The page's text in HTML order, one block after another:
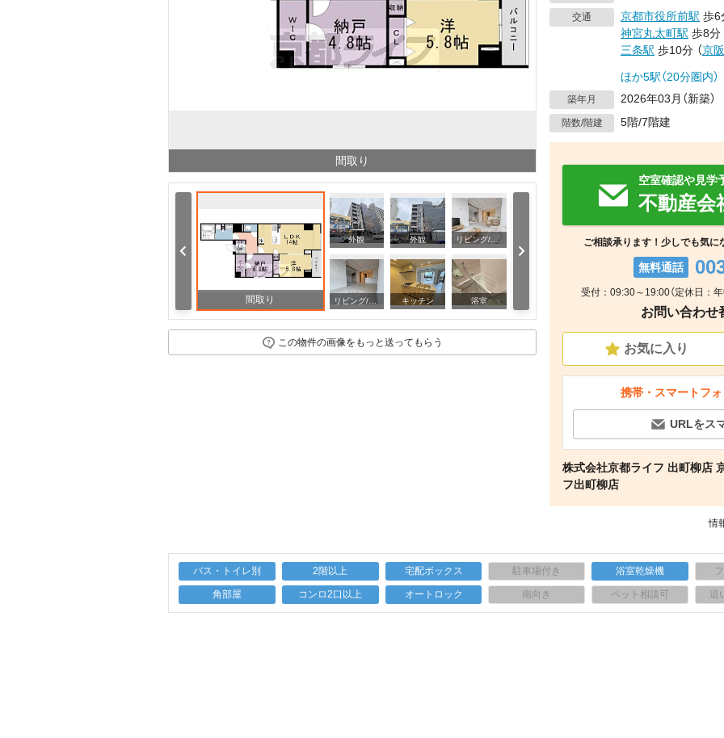
間取り
間取り
外観 外観 リビング/ダイニング
リビング/ダイニング キッチン 浴室
この物件の画像をもっと送ってもらう
交通 京都市役所前駅 歩6
神宮丸太町駅 歩8分
三条駅 歩10分 （京
ほか5駅（20分圏内）
築年月 2026年03月（新築）
階数/階建 5階/7階建
空室確認や見学
不動産会
ご相談承ります！少しでも気に
無料通話
受付：09:30～19:00（定休日：年
お問い合わせ
お気に入り
携帯・スマートフ
URLをス
株式会社京都ライフ 出町柳店
フ出町柳店
情
バス・トイレ別 2階以上 宅配ボックス 駐車場付き 浴室乾燥機
角部屋 コンロ2口以上 オートロック 南向き ペット相談可 追